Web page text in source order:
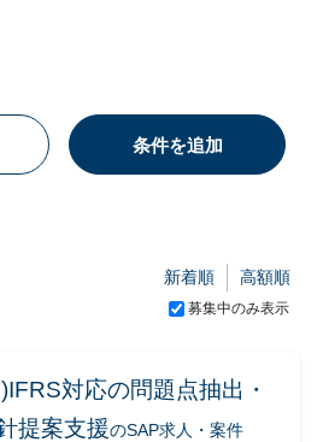
条件を追加
募集中のみ表示
新着順 高額順
対応の問題点抽出・
提案支援のSAP求人・案件